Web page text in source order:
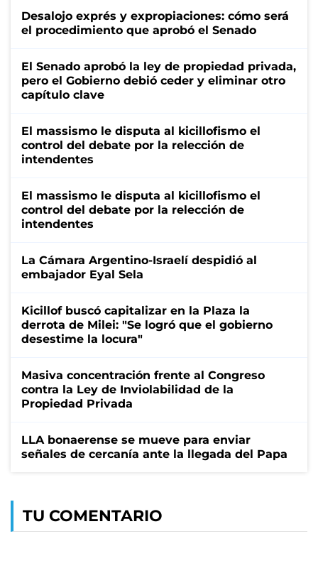
Desalojo exprés y expropiaciones: cómo será
el procedimiento que aprobó el Senado
El Senado aprobó la ley de propiedad privada,
pero el Gobierno debió ceder y eliminar otro
capítulo clave
El massismo le disputa al kicillofismo el
control del debate por la relección de
intendentes
El massismo le disputa al kicillofismo el
control del debate por la relección de
intendentes
La Cámara Argentino-Israelí despidió al
embajador Eyal Sela
Kicillof buscó capitalizar en la Plaza la
derrota de Milei: "Se logró que el gobierno
desestime la locura"
Masiva concentración frente al Congreso
contra la Ley de Inviolabilidad de la
Propiedad Privada
LLA bonaerense se mueve para enviar
señales de cercanía ante la llegada del Papa
TU COMENTARIO